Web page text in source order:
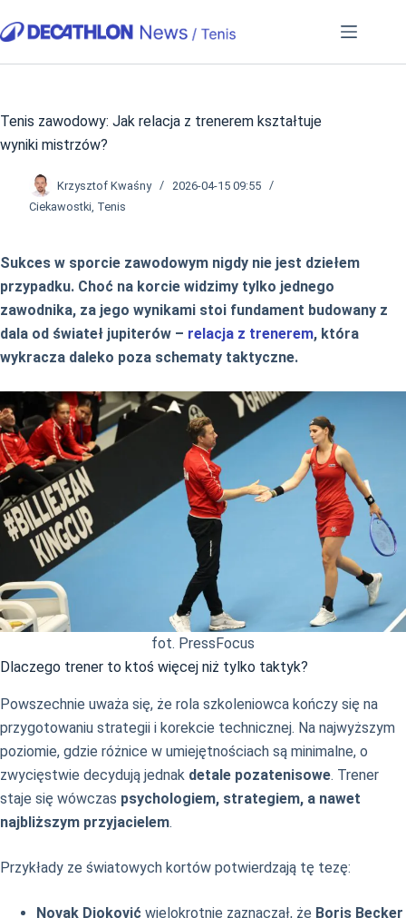
do
Tenis zawodowy: Jak relacja z trenerem kształtuje
wyniki mistrzów?
Krzysztof Kwaśny
2026-04-15 09:55
Ciekawostki, Tenis
Sukces w sporcie zawodowym nigdy nie jest dziełem
przypadku. Choć na korcie widzimy tylko jednego
zawodnika, za jego wynikami stoi fundament budowany z
dala od świateł jupiterów – relacja z trenerem, która
wykracza daleko poza schematy taktyczne.
fot. PressFocus
Dlaczego trener to ktoś więcej niż tylko taktyk?
Powszechnie uważa się, że rola szkoleniowca kończy się na
przygotowaniu strategii i korekcie technicznej. Na najwyższym
poziomie, gdzie różnice w umiejętnościach są minimalne, o
zwycięstwie decydują jednak detale pozatenisowe. Trener
staje się wówczas psychologiem, strategiem, a nawet
najbliższym przyjacielem.
Przykłady ze światowych kortów potwierdzają tę tezę:
Novak Djoković wielokrotnie zaznaczał, że Boris Becker